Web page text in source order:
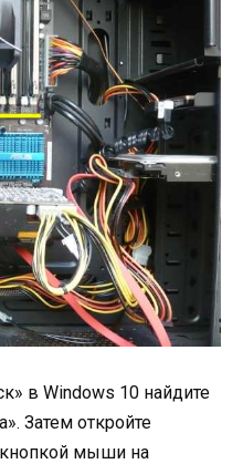
в Windows 10 найдите
Затем откройте
мыши на